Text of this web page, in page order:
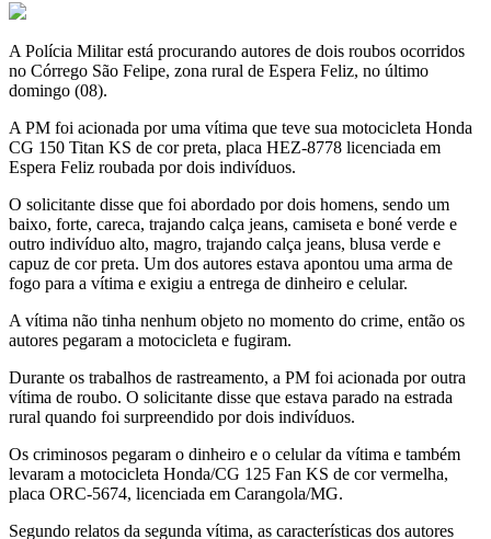
A Polícia Militar está procurando autores de dois roubos ocorridos
no Córrego São Felipe, zona rural de Espera Feliz, no último
domingo (08).
A PM foi acionada por uma vítima que teve sua motocicleta Honda
CG 150 Titan KS de cor preta, placa HEZ-8778 licenciada em
Espera Feliz roubada por dois indivíduos.
O solicitante disse que foi abordado por dois homens, sendo um
baixo, forte, careca, trajando calça jeans, camiseta e boné verde e
outro indivíduo alto, magro, trajando calça jeans, blusa verde e
capuz de cor preta. Um dos autores estava apontou uma arma de
fogo para a vítima e exigiu a entrega de dinheiro e celular.
A vítima não tinha nenhum objeto no momento do crime, então os
autores pegaram a motocicleta e fugiram.
Durante os trabalhos de rastreamento, a PM foi acionada por outra
vítima de roubo. O solicitante disse que estava parado na estrada
rural quando foi surpreendido por dois indivíduos.
Os criminosos pegaram o dinheiro e o celular da vítima e também
levaram a motocicleta Honda/CG 125 Fan KS de cor vermelha,
placa ORC-5674, licenciada em Carangola/MG.
Segundo relatos da segunda vítima, as características dos autores